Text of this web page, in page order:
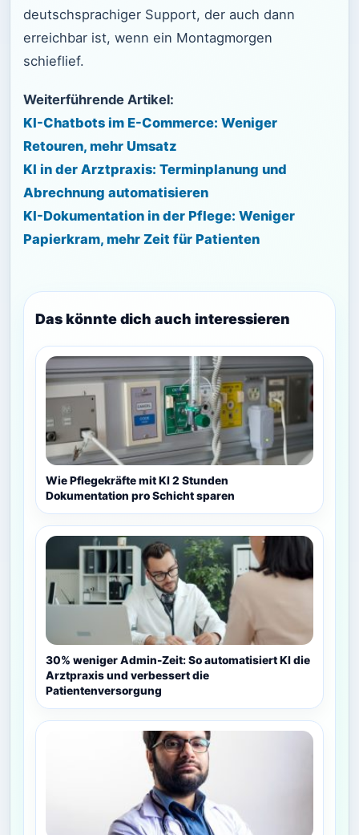
deutschsprachiger Support, der auch dann
erreichbar ist, wenn ein Montagmorgen
schieflief.
Weiterführende Artikel:
KI-Chatbots im E-Commerce: Weniger
Retouren, mehr Umsatz
KI in der Arztpraxis: Terminplanung und
Abrechnung automatisieren
KI-Dokumentation in der Pflege: Weniger
Papierkram, mehr Zeit für Patienten
Das könnte dich auch interessieren
Wie Pflegekräfte mit KI 2 Stunden
Dokumentation pro Schicht sparen
30% weniger Admin-Zeit: So automatisiert KI die
Arztpraxis und verbessert die
Patientenversorgung